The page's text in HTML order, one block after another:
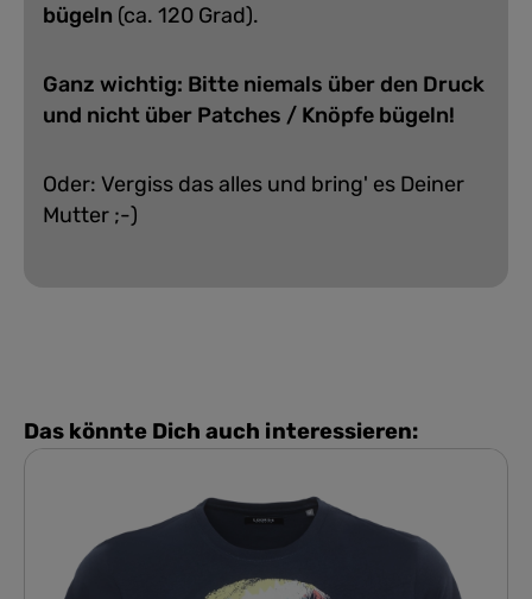
bügeln (ca. 120 Grad).
Ganz wichtig: Bitte niemals über den Druck
und nicht über Patches / Knöpfe bügeln!
Oder: Vergiss das alles und bring' es Deiner
Mutter ;-)
Das könnte Dich auch interessieren: